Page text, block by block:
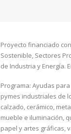
Proyecto financiado
Sostenible, Sectores
de Industria y Energía.
Programa: Ayudas
pymes industriales de
calzado, cerámico,
mueble e iluminación,
papel y artes gráficas,